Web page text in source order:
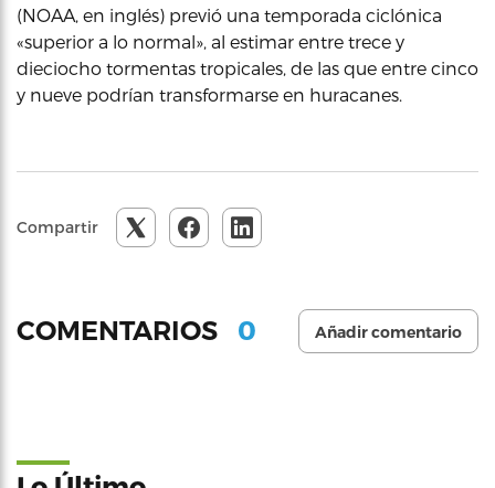
(NOAA, en inglés) previó una temporada ciclónica
«superior a lo normal», al estimar entre trece y
dieciocho tormentas tropicales, de las que entre cinco
y nueve podrían transformarse en huracanes.
Compartir
COMENTARIOS 0 Añadir comentario